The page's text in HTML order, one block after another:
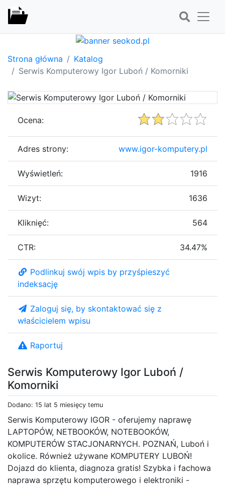
Strona główna
Katalog
Serwis Komputerowy Igor Luboń / Komorniki
Serwis Komputerowy Igor Luboń /
Komorniki
Dodano: 15 lat 5 miesięcy temu
Serwis Komputerowy IGOR - oferujemy naprawę
LAPTOPÓW, NETBOOKÓW, NOTEBOOKÓW,
KOMPUTERÓW STACJONARNYCH. POZNAŃ, Luboń i
okolice. Również używane KOMPUTERY LUBOŃ!
Dojazd do klienta, diagnoza gratis! Szybka i fachowa
naprawa sprzętu komputerowego i elektroniki -
Ocena:
Adres strony: www.igor-komputery.pl
Wyświetleń: 1916
Wizyt: 1636
Kliknięć: 564
CTR: 34.47%
Podlinkuj swój wpis by przyśpieszyć
indeksację
Zaloguj się, by skontaktować się z
właścicielem wpisu
Raportuj